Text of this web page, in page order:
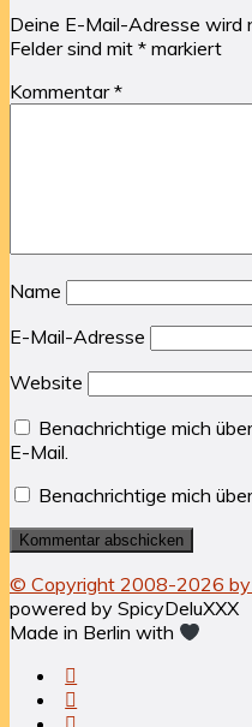
Deine E-Mail-Adresse wird
Felder sind mit * markiert
Kommentar*
Name
E-Mail-Adresse
Website
Benachrichtige mich
E-Mail.
Benachrichtige mich
© Copyright 2008-2026 by
powered by SpicyDeluXXX
Made in Berlin with